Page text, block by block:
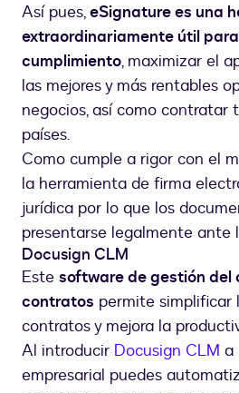
Así pues,eSignature es una
extraordinariamente útil
cumplimiento, maximizar el
las mejores y más rentables
negocios, así como contratar
países.
Como cumple a rigor con el
la herramienta de firma
jurídica por lo que los
presentarse legalmente ante
Docusign CLM
Este software de gestión del
contratos permite simplificar
contratos y mejora la
Al introducir Docusign CLM a
empresarial puedes